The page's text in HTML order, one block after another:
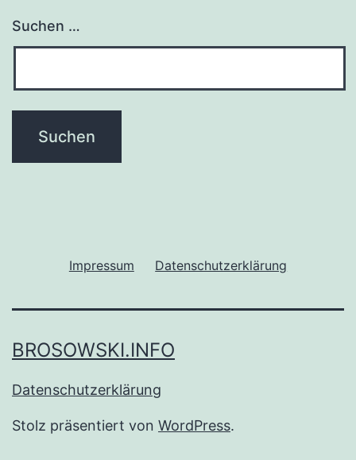
Suchen …
Impressum Datenschutzerklärung
BROSOWSKI.INFO
Datenschutzerklärung
Stolz präsentiert von WordPress.